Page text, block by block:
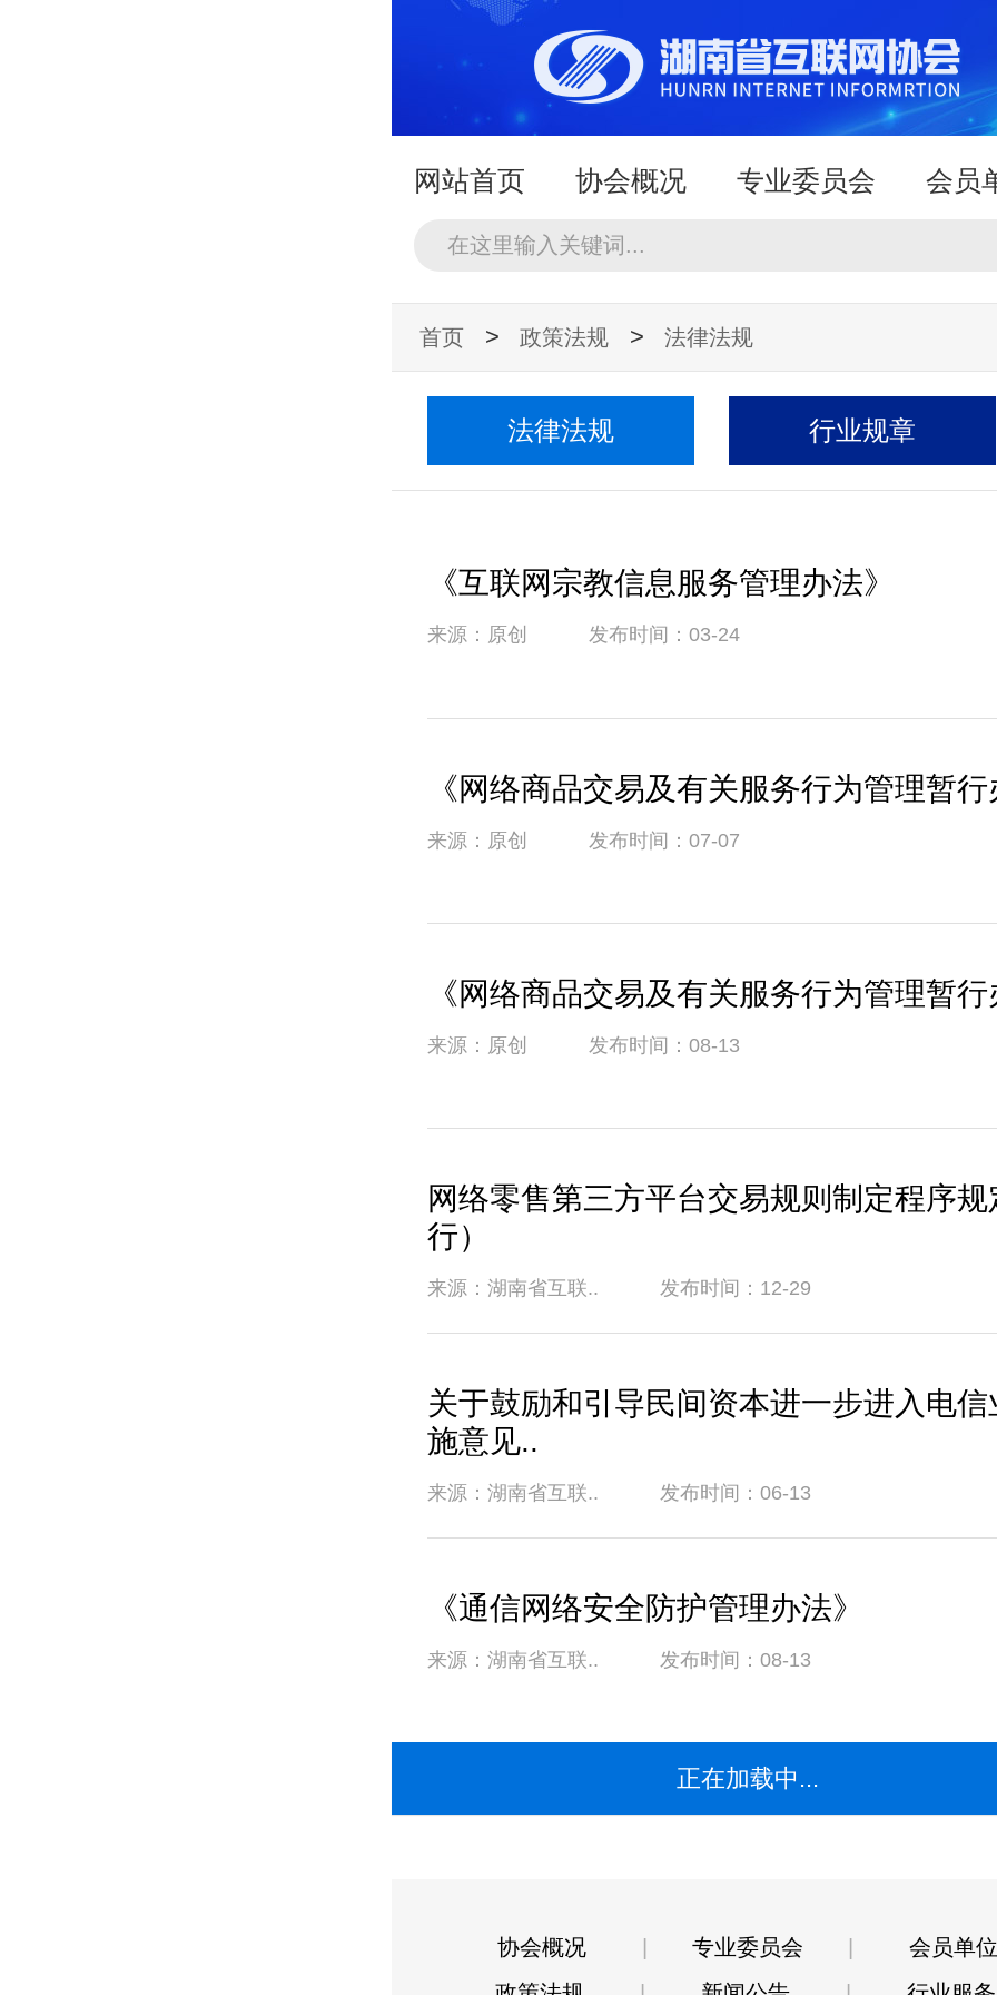
网站首页 协会概况 专业委员会 会员
政策法规 新闻公告
首页 > 政策法规 > 法律法规
法律法规 行业规章
《互联网宗教信息服务管理办法》
来源：原创 发布时间：03-24
《网络商品交易及有关服务行为管理暂
来源：原创 发布时间：07-07
《网络商品交易及有关服务行为管理暂
来源：原创 发布时间：08-13
网络零售第三方平台交易规则制定程序规
行）
来源：湖南省互联.. 发布时间：12-29
关于鼓励和引导民间资本进一步进入电信
施意见..
来源：湖南省互联.. 发布时间：06-13
《通信网络安全防护管理办法》
来源：湖南省互联.. 发布时间：08-13
正在加载中...
协会概况 专业委员会
会员单位